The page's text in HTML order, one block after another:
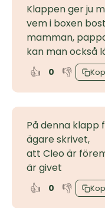
Klappen ger ju
vem i boxen
mamman,
kan man också
👍 0 👎
På denna klapp
ägare skrivet,
att Cleo är
är givet
👍 0 👎